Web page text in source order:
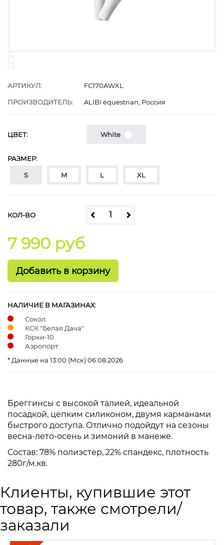
АРТИКУЛ: FC170AWXL
ПРОИЗВОДИТЕЛЬ: ALIBI equestrian, Россия
ЦВЕТ: White
РАЗМЕР:
S M L XL
КОЛ-ВО
7 990 руб
НАЛИЧИЕ В МАГАЗИНАХ:
Сокол
КСК "Белая Дача"
Горки-10
Аэропорт
* Данные на 13:00 (Мск) 06.08.2026
Бреггинсы с высокой талией, идеальной
посадкой, цепким силиконом, двумя карманами
быстрого доступа. Отлично подойдут на сезоны
весна-лето-осень и зимоний в манеже.
Состав: 78% полиэстер, 22% спандекс, плотность
280г/м.кв.
Клиенты, купившие этот
товар, также смотрели/
заказали